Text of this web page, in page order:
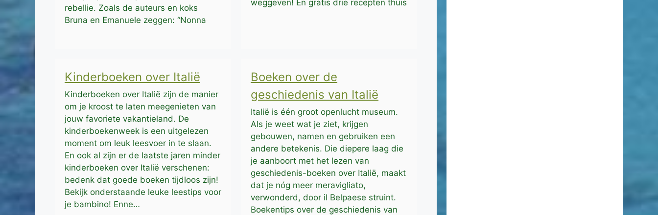
rebellie. Zoals de auteurs en koks
Bruna en Emanuele zeggen: “Nonna
weggeven! Én gratis drie recepten thuis
Kinderboeken over Italië
Kinderboeken over Italië zijn de manier
om je kroost te laten meegenieten van
jouw favoriete vakantieland. De
kinderboekenweek is een uitgelezen
moment om leuk leesvoer in te slaan.
En ook al zijn er de laatste jaren minder
kinderboeken over Italië verschenen:
bedenk dat goede boeken tijdloos zijn!
Bekijk onderstaande leuke leestips voor
je bambino! Enne…
Boeken over de
geschiedenis van Italië
Italië is één groot openlucht museum.
Als je weet wat je ziet, krijgen
gebouwen, namen en gebruiken een
andere betekenis. Die diepere laag die
je aanboort met het lezen van
geschiedenis-boeken over Italië, maakt
dat je nóg meer meravigliato,
verwonderd, door il Belpaese struint.
Boekentips over de geschiedenis van